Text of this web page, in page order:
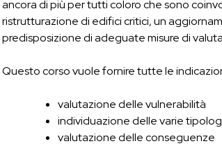
ancora di più per tutti coloro che sono
ristrutturazione di edifici critici, un
predisposizione di adeguate misure di
Questo corso vuole fornire tutte le
valutazione delle vulnerabilità
individuazione delle varie
valutazione delle conseguenze